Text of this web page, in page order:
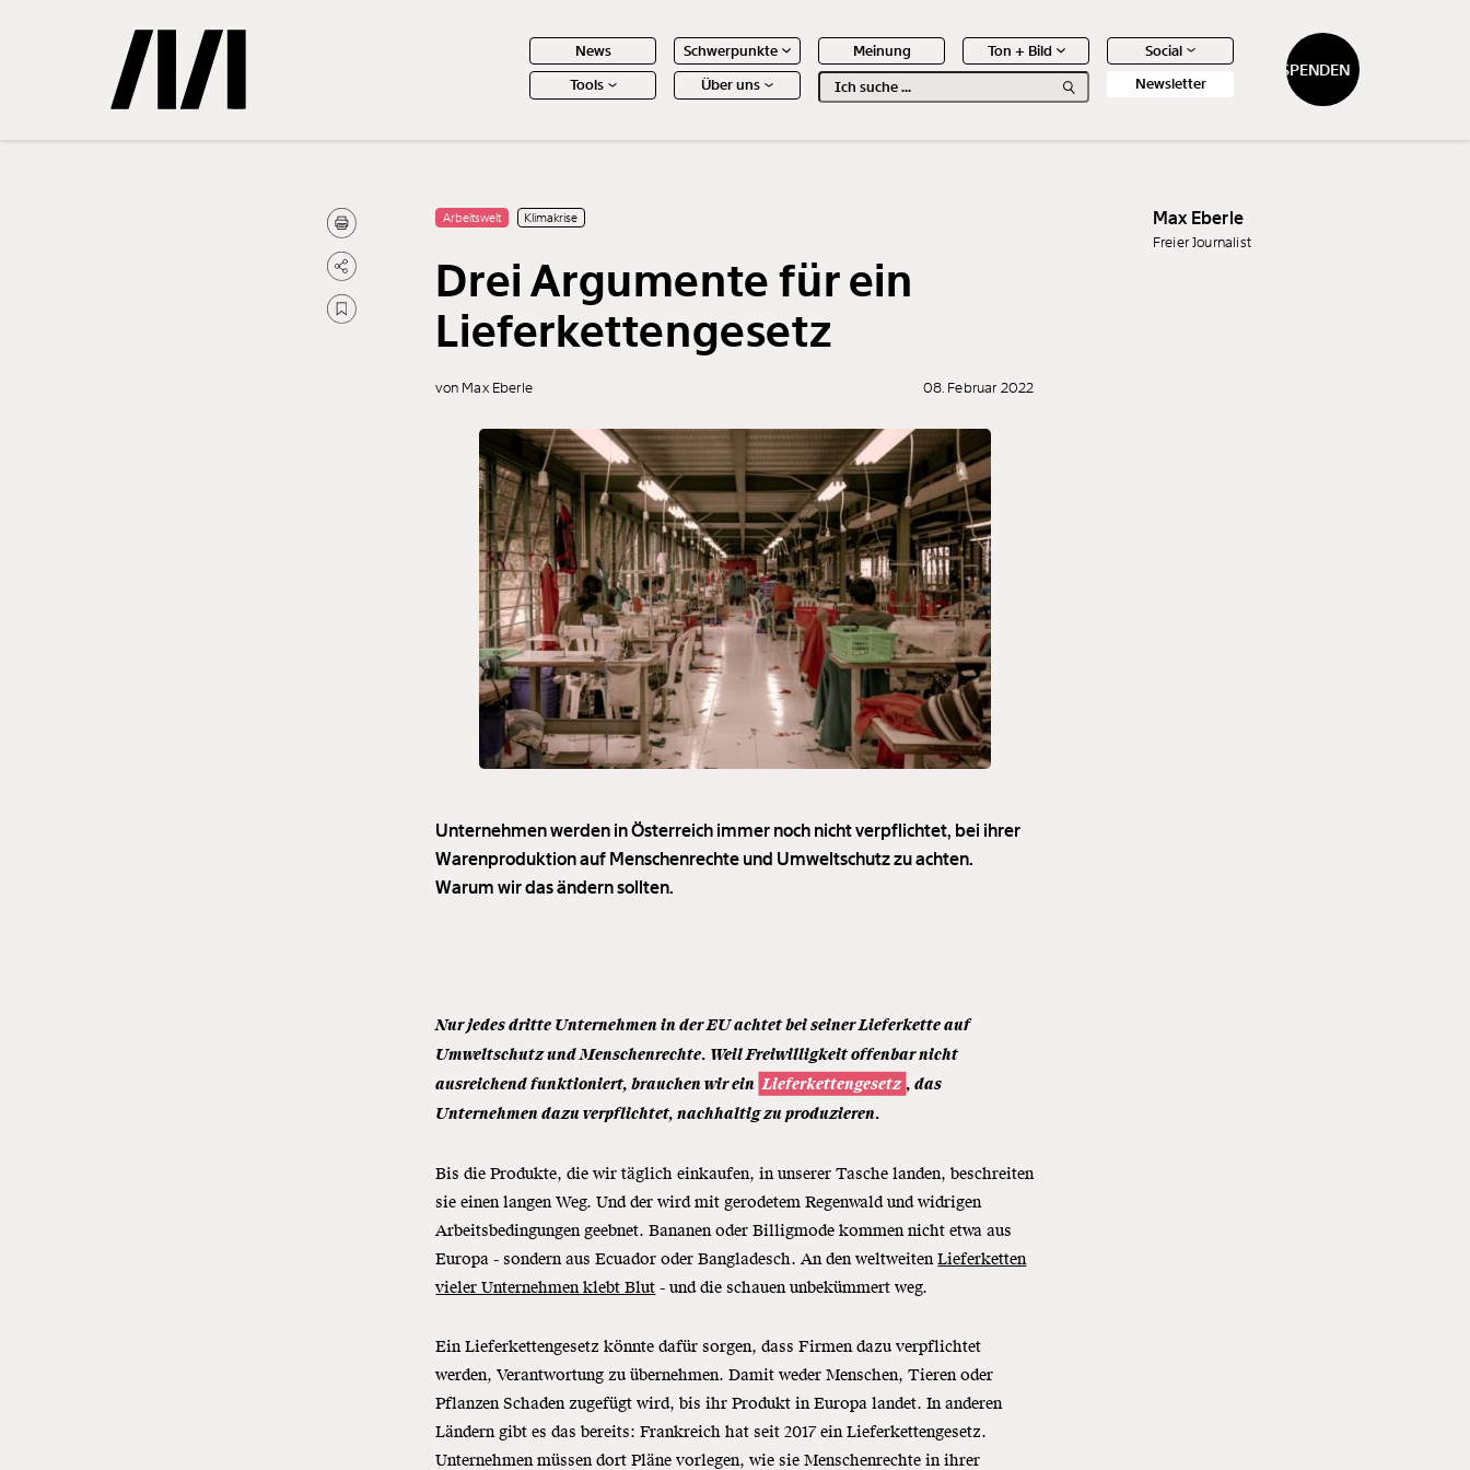
News Schwerpunkte Meinung Ton + Bild
Social
Tools
Über uns Newsletter
SPENDEN SPENDEN
Gemerkte Inhalte
Treffer
Arbeitswelt Klimakrise
Drei Argumente für ein
Lieferkettengesetz
von Max Eberle 08. Februar 2022
Unternehmen werden in Österreich immer noch nicht verpflichtet, bei ihrer
Warenproduktion auf Menschenrechte und Umweltschutz zu achten.
Warum wir das ändern sollten.
Nur jedes dritte Unternehmen in der EU achtet bei seiner Lieferkette auf
Umweltschutz und Menschenrechte. Weil Freiwilligkeit offenbar nicht
ausreichend funktioniert, brauchen wir ein Lieferkettengesetz , das
Unternehmen dazu verpflichtet, nachhaltig zu produzieren.
Bis die Produkte, die wir täglich einkaufen, in unserer Tasche landen, beschreiten
sie einen langen Weg. Und der wird mit gerodetem Regenwald und widrigen
Arbeitsbedingungen geebnet. Bananen oder Billigmode kommen nicht etwa aus
Europa - sondern aus Ecuador oder Bangladesch. An den weltweitenLieferketten
vieler Unternehmen klebt Blut - und die schauen unbekümmert weg.
EinLieferkettengesetz könnte dafür sorgen, dass Firmen dazu verpflichtet
werden, Verantwortung zu übernehmen. Damit weder Menschen, Tieren oder
Pflanzen Schaden zugefügt wird, bis ihr Produkt in Europa landet. In anderen
Ländern gibt es das bereits: Frankreich hat seit 2017 einLieferkettengesetz.
Unternehmen müssen dort Pläne vorlegen, wie sie Menschenrechte in ihrer
Max Eberle
Freier Journalist